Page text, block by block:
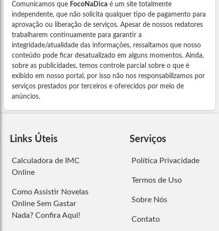
Comunicamos que FocoNaDica é um site totalmente
independente, que não solicita qualquer tipo de pagamento para
aprovação ou liberação de serviços. Apesar de nossos redatores
trabalharem continuamente para garantir a
integridade/atualidade das informações, ressaltamos que nosso
conteúdo pode ficar desatualizado em alguns momentos. Ainda,
sobre as publicidades, temos controle parcial sobre o que é
exibido em nosso portal, por isso não nos responsabilizamos por
serviços prestados por terceiros e oferecidos por meio de
anúncios.
Links Úteis
Calculadora de IMC
Online
Como Assistir Novelas
Online Sem Gastar
Nada? Confira Aqui!
Serviços
Política Privacidade
Termos de Uso
Sobre Nós
Contato